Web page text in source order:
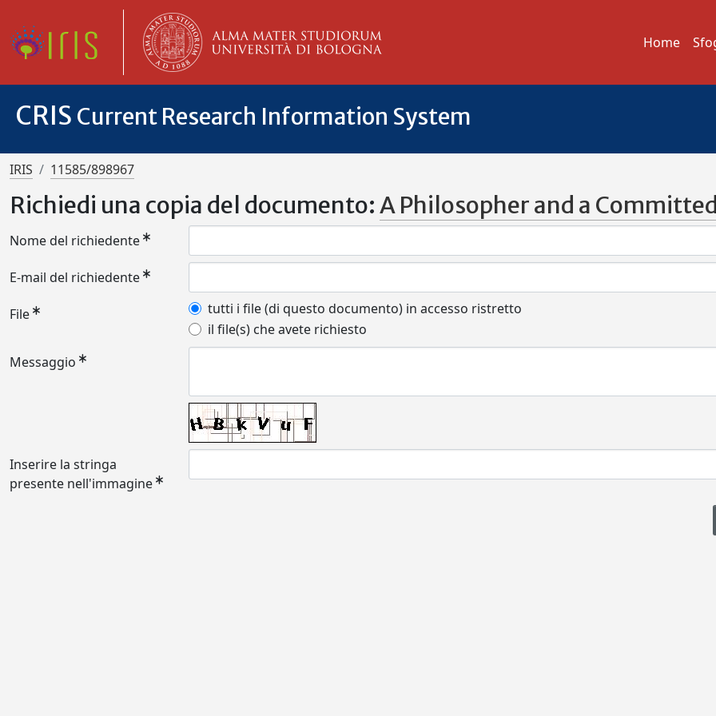
Home
CRIS Current Research Information System
IRIS 11585/898967
Richiedi una copia del documento:A Philosopher and a
Nome del richiedente
E-mail del richiedente
File
tutti i file (di questo documento) in accesso ristretto
il file(s) che avete richiesto
Messaggio
Inserire la stringa
presente nell'immagine